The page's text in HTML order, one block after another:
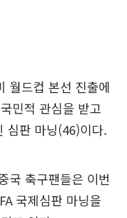
월드컵 본선 진출에
민적 관심을 받고
심판 마닝(46)이다.
국 축구팬들은 이번
국제심판 마닝을